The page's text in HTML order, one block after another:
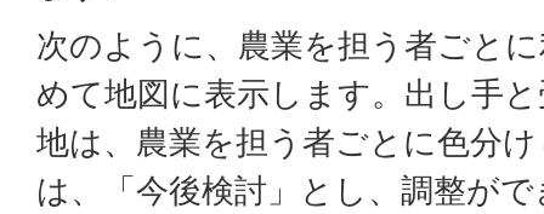
次のように、農業を担う者ごと
めて地図に表示します。出し手
地は、農業を担う者ごとに色分
は、「今後検討」とし、調整が